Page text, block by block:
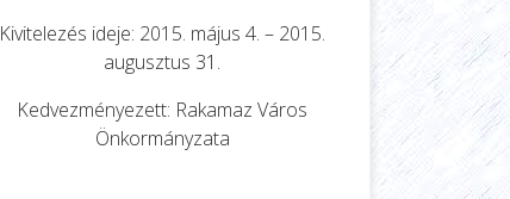
Kivitelezés ideje: 2015. május 4. – 2015.
augusztus 31.
Kedvezményezett: Rakamaz Város
Önkormányzata